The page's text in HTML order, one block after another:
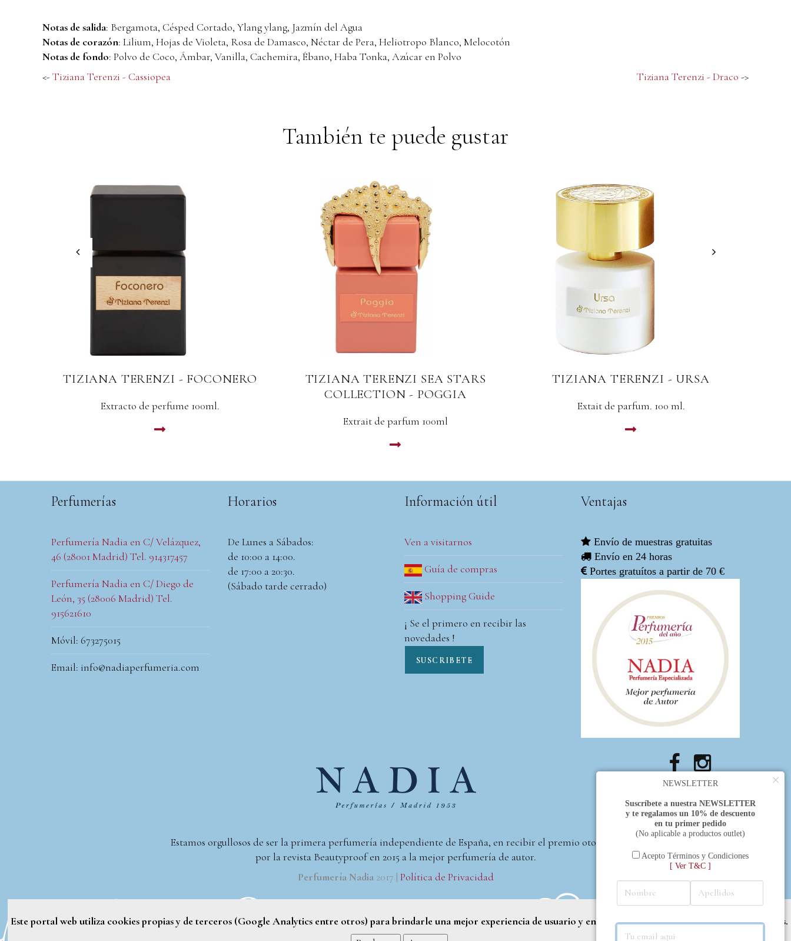
Notas de salida: Bergamota, Césped Cortado, Ylang ylang, Jazmín del Agua
Notas de corazón: Lilium, Hojas de Violeta, Rosa de Damasco, Néctar de Pera, Heliotropo Blanco, Melocotón
Notas de fondo: Polvo de Coco, Ámbar, Vanilla, Cachemira, Ébano, Haba Tonka, Azúcar en Polvo
<-Tiziana Terenzi - Cassiopea Tiziana Terenzi - Draco ->
También te puede gustar
TIZIANA TERENZI SEA STARS
TIZIANA TERENZI - URSA
LEER MAS
TIZIANA TERENZI - KIRKÈ
Horarios
De Lunes a Sábados:
de 10:00 a 14:00.
de 17:00 a 20:30.
(Sábado tarde cerrado)
Información útil
Ven a visitarnos
Guía de compras
Shopping Guide
¡ Se el primero en recibir las
novedades !
SUSCRIBETE
Perfumerías
Perfumería Nadia en C/ Velázquez,
46 (28001 Madrid) Tel. 914317457
Perfumería Nadia en C/ Diego de
León, 35 (28006 Madrid) Tel.
915621610
Móvil: 673275015
Email: info@nadiaperfumeria.com
Ventajas
Envío de muestras gratuitas
Envío en 24 horas
Portes gratuítos a partir de 70 €
Estamos orgullosos de ser la primera perfumería independiente de España, en recibir el premio otorgado
por la revista Beautyproof en 2015 a la mejor perfumería de autor.
Perfumería Nadia2017 | Política de Privacidad
Este portal web utiliza cookies propias y de terceros (Google Analytics entre otros) para brindarle una mejor experiencia de usuario y entregar contenido adaptado a sus necesidades.
×
NEWSLETTER
Suscríbete a nuestra NEWSLETTER
y te regalamos un 10% de descuento
en tu primer pedido
(No aplicable a productos outlet)
Acepto Términos y Condiciones
[ Ver T&C ]